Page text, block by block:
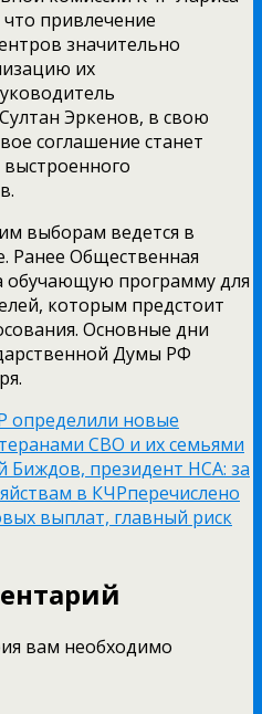
привлечение
значительно
их
Эркенов, в свою
соглашение станет
выборам ведется в
Ранее Общественная
обучающую программу для
которым предстоит
Основные дни
Думы РФ
определили новые
СВО и их семьями
Биждов, президент НСА: за
в КЧРперечислено
выплат, главный риск
вам необходимо